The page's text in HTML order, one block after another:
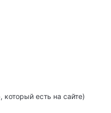
есть на сайте)